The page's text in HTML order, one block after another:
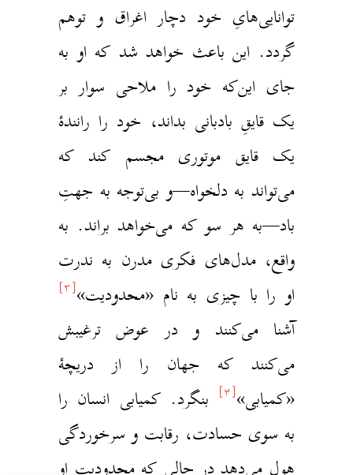
توانایی‌هایِ خود دچار اغراق و توهم
گردد. این باعث خواهد شد که او به
جای این‌که خود را ملاحی سوار بر
یک قایقِ بادبانی بداند، خود را رانندهٔ‌
یک قایق موتوری مجسم کند که
می‌تواند به دلخواه—و بی‌توجه به جهتِ
باد—به هر سو که می‌خواهد براند. به
واقع، مدل‌های فکری مدرن به ندرت
او را با چیزی به نام «محدودیت»[۳]
آشنا می‌کنند و در عوض ترغیبش
می‌کنند که جهان را از دریچهٔ
«کمیابی»[۴] بنگرد. کمیابی انسان را
به سوی حسادت، رقابت و سرخوردگی
هول می‌دهد در حالی که محدودیت او